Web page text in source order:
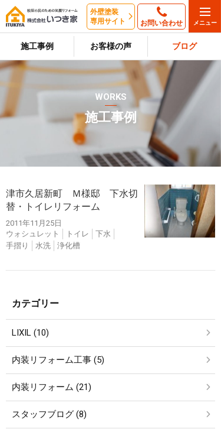
外壁塗装
専用サイト
お問い合わせ
施工事例 お客様の声 ブログ
WORKS
施工事例
津市久居新町 Ｍ様邸 下水切
替・トイレリフォーム
2011年11月25日
ウォシュレット
トイレ
下水
手摺り
水洗 浄化槽
カテゴリー
LIXIL (10)
内装リフォーム工事 (5)
内装リフォーム (21)
スタッフブログ (8)